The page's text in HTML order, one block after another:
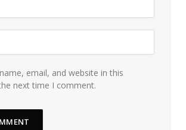
email, and website in this
next time I comment.